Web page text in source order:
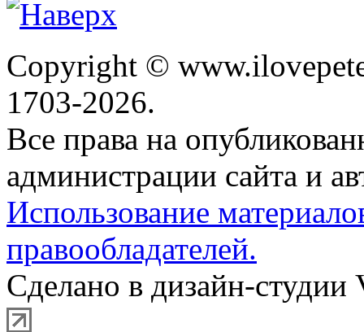
Copyright ©
1703-2026.
Все права на
администрации сайта и
Использование
правообладателей.
Сделано в дизайн-студии